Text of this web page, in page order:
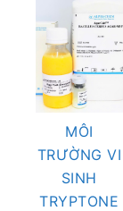
MÔI
TRƯỜNG VI
SINH
TRYPTONE